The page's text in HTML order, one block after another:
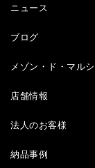
ニュース
ブログ
メゾン・ド・マル
店舗情報
法人のお客様
納品事例